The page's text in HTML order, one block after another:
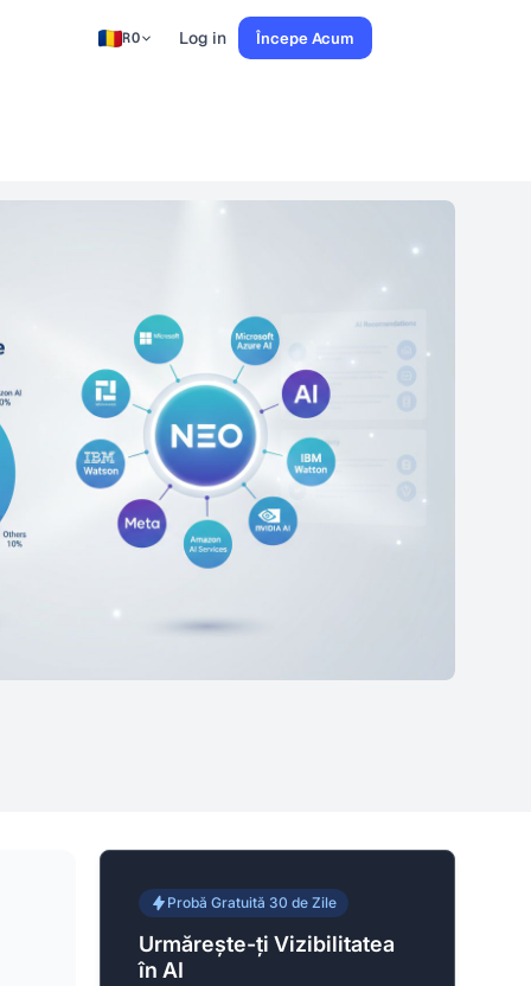
RO Log in Începe Acum
Probă Gratuită 30 de Zile
Urmărește-ți Vizibilitatea
în AI